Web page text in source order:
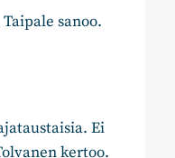
sanoo.
Ei
kertoo.